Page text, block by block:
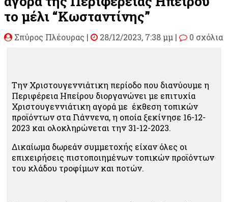
το μέλι “Κωσταντίνης”
Σπύρος Πλέουρας | 28/12/2023, 7:38 μμ | 0 σχόλια
Την Χριστουγεννιάτικη περίοδο που διανύουμε η
Περιφέρεια Ηπείρου διοργανώνει με επιτυχία
Χριστουγεννιάτικη αγορά με έκθεση τοπικών
προϊόντων στα Γιάννενα, η οποία ξεκίνησε 16-12-
2023 και ολοκληρώνεται την 31-12-2023.
Δικαίωμα δωρεάν συμμετοχής είχαν όλες οι
επιχειρήσεις πιστοποιημένων τοπικών προϊόντων
του κλάδου τροφίμων και ποτών.